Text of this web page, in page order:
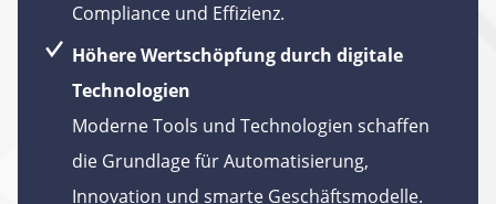
Compliance und Effizienz.
Höhere Wertschöpfung durch digitale
Technologien
Moderne Tools und Technologien schaffen
die Grundlage für Automatisierung,
Innovation und smarte Geschäftsmodelle.